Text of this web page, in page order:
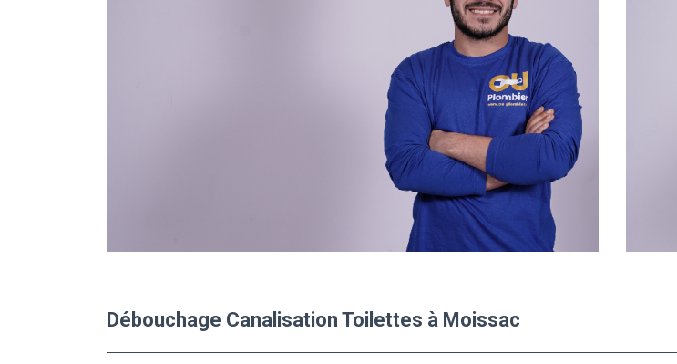
Débouchage Canalisation Toilettes à Moissac